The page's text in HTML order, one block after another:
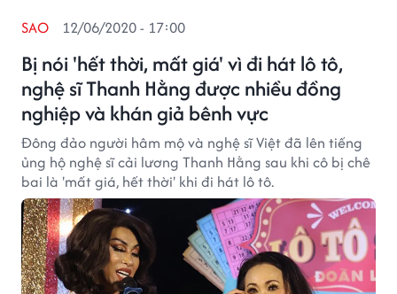
Bị nói 'hết thời, mất giá' vì đi hát lô tô,
nghệ sĩ Thanh Hằng được nhiều đồng
nghiệp và khán giả bênh vực
SAO 12/06/2020 - 17:00
Đông đảo người hâm mộ và nghệ sĩ Việt đã lên tiếng
ủng hộ nghệ sĩ cải lương Thanh Hằng sau khi cô bị chê
bai là 'mất giá, hết thời' khi đi hát lô tô.